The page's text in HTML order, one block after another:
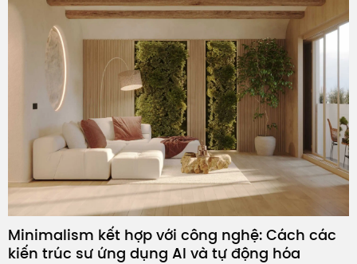
Minimalism kết hợp với công nghệ: Cách các
kiến trúc sư ứng dụng AI và tự động hóa